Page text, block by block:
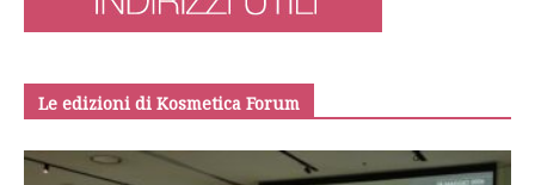
Le edizioni di Kosmetica Forum